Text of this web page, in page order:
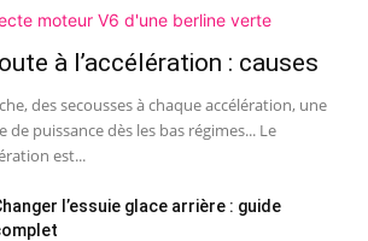
à l’accélération : causes
des secousses à chaque accélération, une
puissance dès les bas régimes... Le
est...
l’essuie glace arrière : guide